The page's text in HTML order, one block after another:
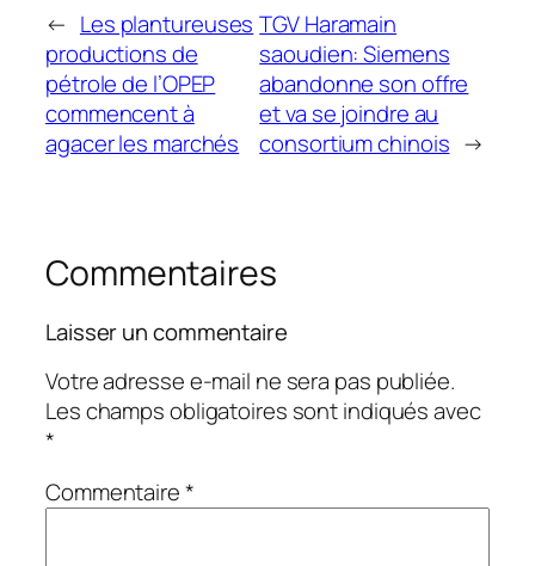
← Les plantureuses
productions de
pétrole de l’OPEP
commencent à
agacer les marchés
TGV Haramain
saoudien: Siemens
abandonne son offre
et va se joindre au
consortium chinois →
Commentaires
Laisser un commentaire
Votre adresse e-mail ne sera pas publiée.
Les champs obligatoires sont indiqués avec
*
Commentaire*